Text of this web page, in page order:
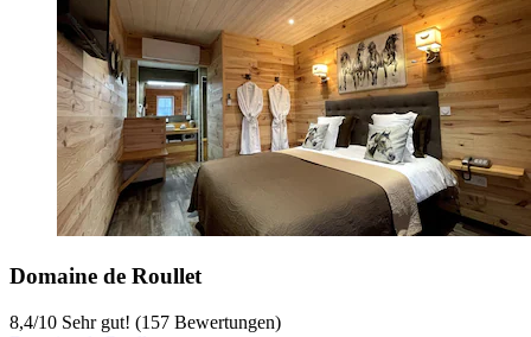
Domaine de Roullet
8,4/10 Sehr gut! (157 Bewertungen)